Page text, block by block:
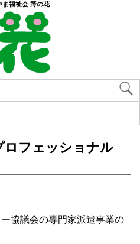
ま福祉会 野の花
ロフェッショナル
協議会の専門家派遣事業の